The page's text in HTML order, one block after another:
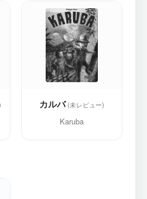
カルバ
Karuba